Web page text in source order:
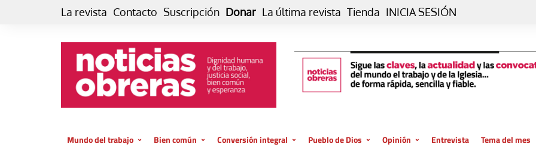
La revista Contacto Suscripción Donar La última revista Tienda INICIA SESIÓN
Mundo del trabajo
Bien común
Conversión integral
Pueblo de Dios
Opinión
Entrevista Tema del mes